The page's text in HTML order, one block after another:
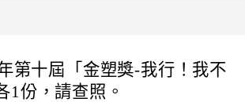
第十屆「金塑獎-我行！我不
1份，請查照。